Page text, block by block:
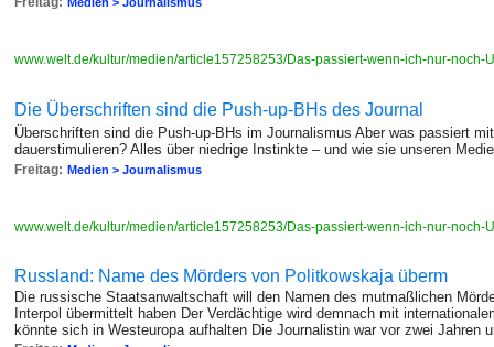
www.welt.de/kultur/medien/article157258253/Das-passiert-wenn-ich-nur-noch-
Die Überschriften sind die Push-up-BHs des Journal
Überschriften sind die Push-up-BHs im Journalismus Aber was passiert
dauerstimulieren? Alles über niedrige Instinkte – und wie sie unseren
Freitag: Medien > Journalismus
www.welt.de/kultur/medien/article157258253/Das-passiert-wenn-ich-nur-noch-
Russland: Name des Mörders von Politkowskaja überm
Die russische Staatsanwaltschaft will den Namen des mutmaßlichen
Interpol übermittelt haben Der Verdächtige wird demnach mit
könnte sich in Westeuropa aufhalten Die Journalistin war vor zwei Jahren